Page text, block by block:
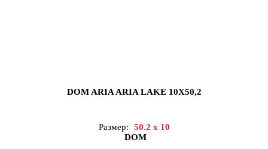
DOM ARIA ARIA LAKE 10X50,2
Размер:
50.2 x 10
DOM